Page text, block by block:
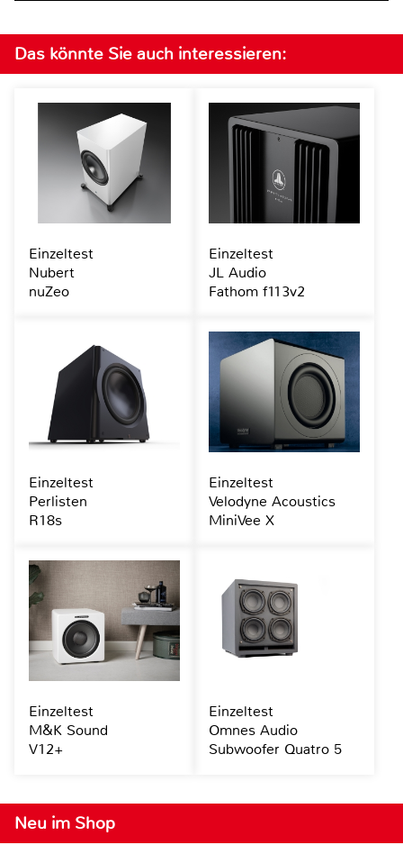
Neu im Shop
Das könnte Sie auch interessieren:
Einzeltest
Nubert
nuZeo
Einzeltest
JL Audio
Fathom f113v2
Einzeltest
Perlisten
R18s
Einzeltest
Velodyne Acoustics
MiniVee X
Einzeltest
M&K Sound
V12+
Einzeltest
Omnes Audio
Subwoofer Quatro 5